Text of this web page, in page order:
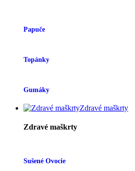
Papuče
Topánky
Gumáky
Zdravé maškrty
Zdravé maškrty
Sušené Ovocie